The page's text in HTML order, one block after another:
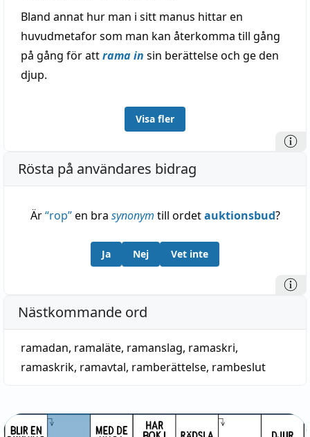
Bland annat hur man i sitt manus hittar en
huvudmetafor som man kan återkomma till gång
på gång för attrama in sin berättelse och ge den
djup.
Visa fler
Rösta på användares bidrag
Är“rop”en bra synonym till ordetauktionsbud?
Ja Nej Vet inte
Nästkommande ord
ramadan, ramaläte, ramanslag, ramaskri,
ramaskrik, ramavtal, ramberättelse, rambeslut